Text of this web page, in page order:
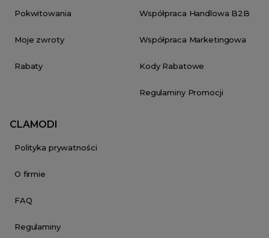
Pokwitowania
Moje zwroty
Rabaty
Współpraca Handlowa B2B
Współpraca Marketingowa
Kody Rabatowe
Regulaminy Promocji
CLAMODI
Polityka prywatności
O firmie
FAQ
Regulaminy